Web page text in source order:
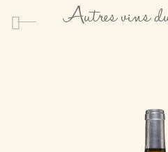
Autres vins